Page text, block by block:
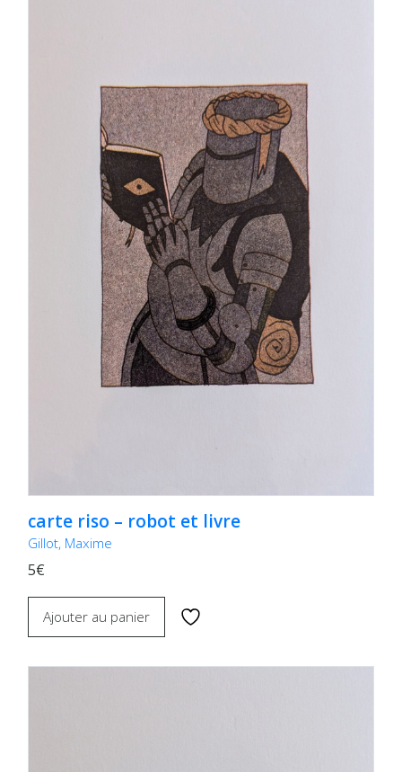
carte riso – robot et livre
Gillot, Maxime
5€
Ajouter au panier